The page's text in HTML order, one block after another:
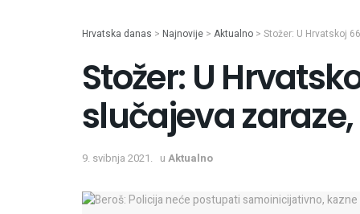
Hrvatska danas > Najnovije > Aktualno > Stožer: U Hrvatskoj
Stožer: U
slučajeva
9. svibnja 2021. u Aktualno